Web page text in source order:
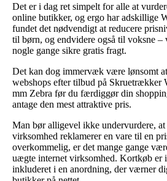
Det er i dag ret simpelt for alle at
online butikker, og ergo har adskillige
fundet det nødvendigt at reducere
til børn, og endvidere også til voksne –
nogle gange sikre gratis fragt.
Det kan dog immervæk være lønsomt
webshops efter tilbud på
mm Zebra før du færdiggør din
antage den mest attraktive pris.
Man bør alligevel ikke undervurdere, at
virksomhed reklamerer en vare til en
overkommelig, er det mange gange
uægte internet virksomhed. Kortkøb er
inkluderet i en anordning, der værner